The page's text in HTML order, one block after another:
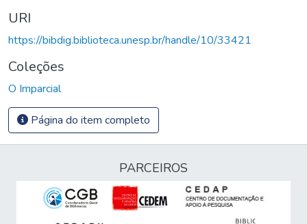
URI
https://bibdig.biblioteca.unesp.br/handle/10/33421
Coleções
O Imparcial
Página do item completo
PARCEIROS